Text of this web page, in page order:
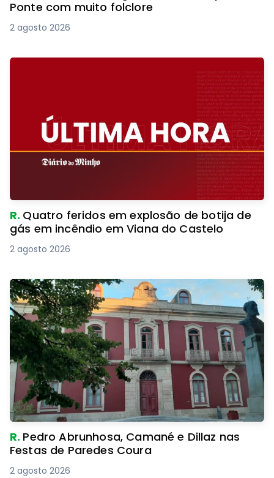
Ponte com muito folclore
2 agosto 2026
R. Quatro feridos em explosão de botija de
gás em incêndio em Viana do Castelo
2 agosto 2026
R. Pedro Abrunhosa, Camané e Dillaz nas
Festas de Paredes Coura
2 agosto 2026